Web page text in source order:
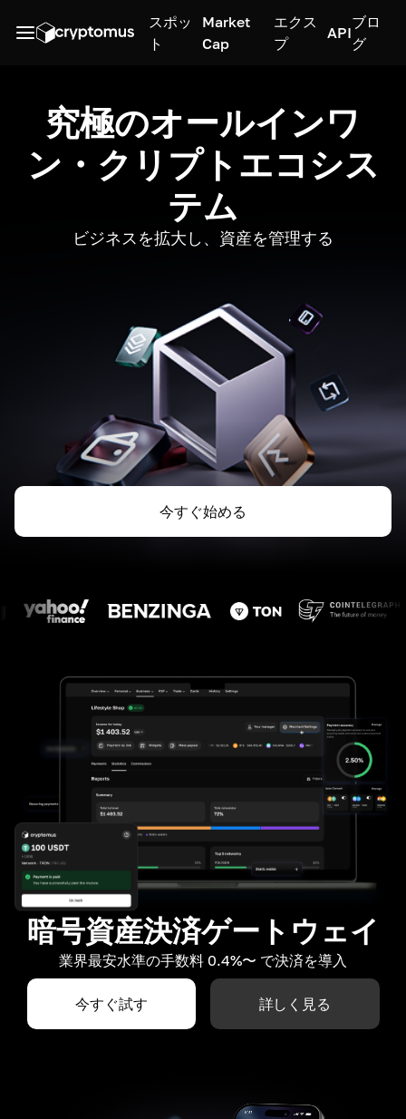
スポッ
ト
Market
Cap
エクス
プ
API
ブロ
グ
究極のオールインワ
ン・クリプトエコシス
テム
ビジネスを拡大し、資産を管理する
今すぐ始める
暗号資産決済ゲートウェイ
業界最安水準の手数料 0.4%〜 で決済を導入
今すぐ試す 詳しく見る